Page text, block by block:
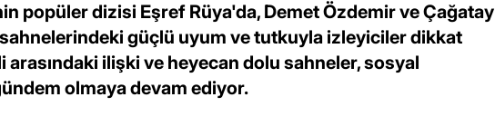
popüler dizisi Eşref Rüya'da, Demet Özdemir ve Çağatay
güçlü uyum ve tutkuyla izleyiciler dikkat
arasındaki ilişki ve heyecan dolu sahneler, sosyal
olmaya devam ediyor.